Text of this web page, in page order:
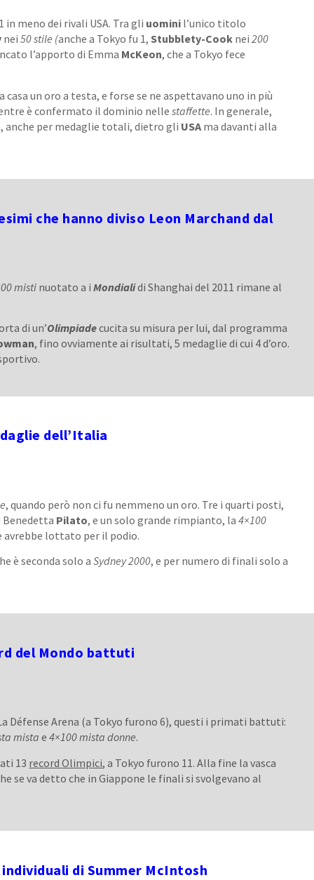
in meno dei rivali USA. Tra gli uomini l’unico titolo
nei50 stile (anche a Tokyo fu 1, Stubblety-Cook nei200
l’apporto di Emma McKeon, che a Tokyo fece
casa un oro a testa, e forse se ne aspettavano uno in più
è confermato il dominio nellestaffette. In generale,
anche per medaglie totali, dietro gli USA ma davanti alla
che hanno diviso Leon Marchand dal
mistinuotato a iMondialidi Shanghai del 2011 rimane al
di un’Olimpiadecucita su misura per lui, dal programma
, fino ovviamente ai risultati, 5 medaglie di cui 4 d’oro.
dell’Italia
, quando però non ci fu nemmeno un oro. Tre i quarti posti,
Benedetta Pilato, e un solo grande rimpianto, la4×100
avrebbe lottato per il podio.
è seconda solo aSydney 2000, e per numero di finali solo a
del Mondo battuti
Défense Arena (a Tokyo furono 6), questi i primati battuti:
mista e4×100mista donne.
13 record Olimpici, a Tokyo furono 11. Alla fine la vasca
se va detto che in Giappone le finali si svolgevano al
di Summer McIntosh